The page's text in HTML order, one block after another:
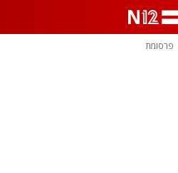
פרסומת